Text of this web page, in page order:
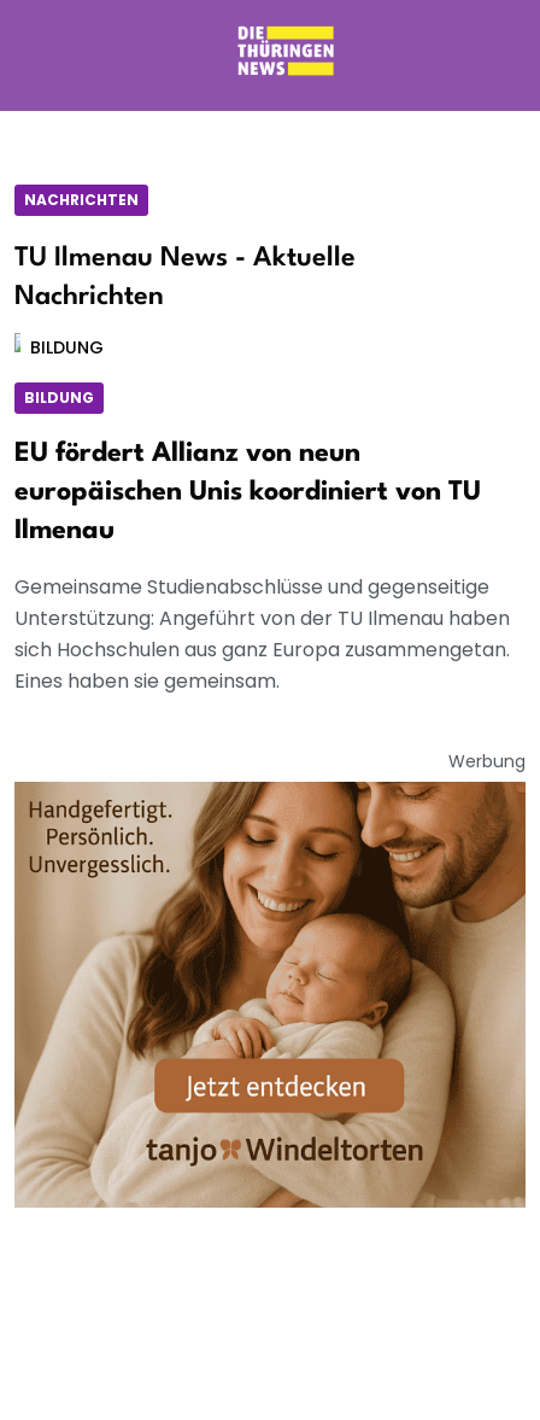
NACHRICHTEN
TU Ilmenau News - Aktuelle
Nachrichten
BILDUNG
BILDUNG
EU fördert Allianz von neun
europäischen Unis koordiniert von TU
Ilmenau
Gemeinsame Studienabschlüsse und gegenseitige
Unterstützung: Angeführt von der TU Ilmenau haben
sich Hochschulen aus ganz Europa zusammengetan.
Eines haben sie gemeinsam.
Werbung